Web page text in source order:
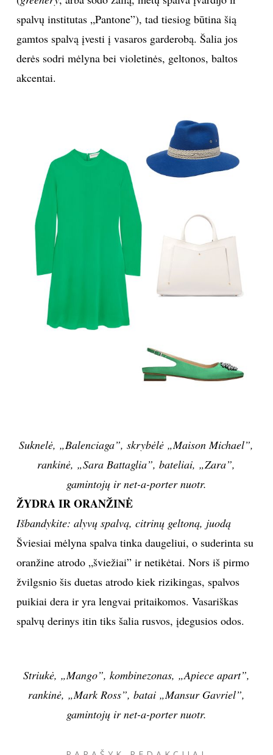
PRENUMERUOK
Jūs sutinkate su
taisyklėmis
Palaidinė, „Mango”, rankinė, „Chloe”, batai,
„Attico”, kelnės „Gucci”, gamintojų ir net-a-porter
nuotr.
ŽALIA IR MĖLYNA
Išbandykite: violetinę, geltoną, baltą
Žali atspalviai – neabejotini šių metų favoritai
greenery
, arba sodo žalią, metų spalva įvardijo ir
spalvų institutas „Pantone”), tad tiesiog būtina šią
gamtos spalvą įvesti į vasaros garderobą. Šalia jos
derės sodri mėlyna bei violetinės, geltonos, baltos
Suknelė, „Balenciaga”, skrybėlė „Maison Michael”,